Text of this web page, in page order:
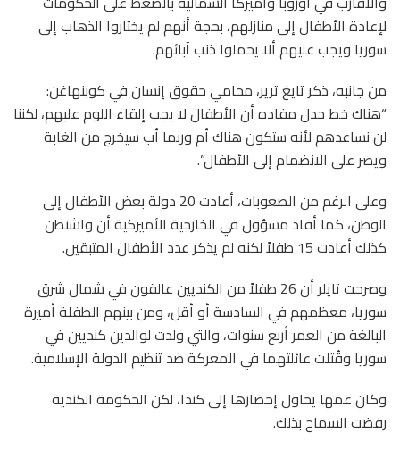
لإعادة الأطفال إلى منازلهم، بحجة أنهم لم يختاروا الذهاب إلى
سوريا ويجب عليهم ألا يحملوا ذنب آبائهم.
من جانبه، ذكر تايغ ترير، محامي حقوق إنسان في كوبنهاغن:
“هناك خط جدل مفاده أن الأطفال لا يجب إلقاء اللوم عليهم، لكننا
لن نساعدهم لأنه ستكون هناك أم وربما أب سيخرج من الغابة
ويصر على الانضمام إلى الأطفال”.
وعلى الرغم من الصعوبات، أعادت 20 دولة بعض الأطفال إلى
الوطن، كما أفاد مسؤول في الخارجية الأميركية أن واشنطن
كذلك أعادت 15 طفلاً لكنه لم يذكر عدد الأطفال المتبقين.
وصرحت تايلر أن 26 طفلاً من الكنديين عالقون في شمال شرق
سوريا، معظمهم في السادسة أو أقل، ومن بينهم الطفلة أميرة
البالغة من العمر أربع سنوات، والتي ولدت لوالدين كنديين في
سوريا وقُتلت عائلتهما في المعركة ضد تنظيم الدولة الإسلامية.
وكان عمها يحاول إحضارها إلى كندا، لكن الحكومة الكندية
رفضت السماح بذلك.